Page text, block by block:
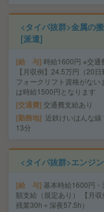
<タイパ抜群>金属の
[派遣]
給 与 時給1600円 ※交通
【月収例】24.5万円（20
フォークリフト資格がない
は時給1500円となります
交通費 交通費支給あり
勤務地
近鉄けいはんな
13分
<タイパ抜群>エンジ
給 与 基本時給1600円
額支給（規定あり） 【月
残業30h＋深夜57.5h）